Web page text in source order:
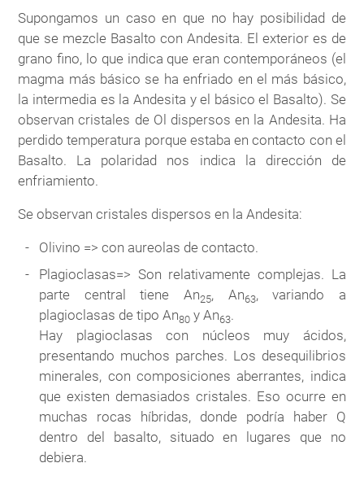
Supongamos un caso en que no hay posibilidad de
que se mezcle Basalto con Andesita. El exterior es de
grano fino, lo que indica que eran contemporáneos (el
magma más básico se ha enfriado en el más básico,
la intermedia es la Andesita y el básico el Basalto). Se
observan cristales de Ol dispersos en la Andesita. Ha
perdido temperatura porque estaba en contacto con el
Basalto. La polaridad nos indica la dirección de
enfriamiento.
Se observan cristales dispersos en la Andesita:
Olivino => con aureolas de contacto.
Plagioclasas=> Son relativamente complejas. La
parte central tiene An25, An63, variando a
plagioclasas de tipo An80 y An63.
Hay plagioclasas con núcleos muy ácidos,
presentando muchos parches. Los desequilibrios
minerales, con composiciones aberrantes, indica
que existen demasiados cristales. Eso ocurre en
muchas rocas híbridas, donde podría haber Q
dentro del basalto, situado en lugares que no
debiera.